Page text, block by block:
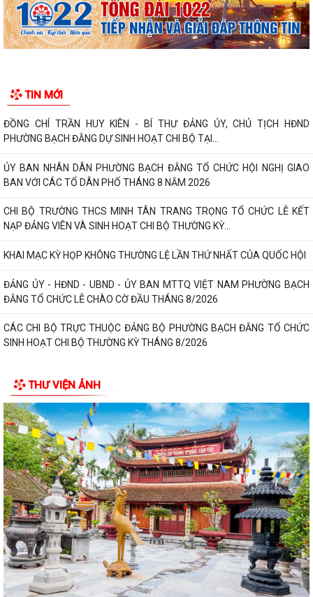
TIN MỚI
phường quy định nội dung chi, mức...
TIẾP TỤC THỰC HIỆN NGHIÊM CHỈ THỊ SỐ 17/CT-UBND CỦA UBND
THÀNH PHỐ HẢI PHÒNG VỀ TĂNG CƯỜNG CÔNG TÁC...
HÓA, TẠO LẬP DỮ LIỆU ĐẢNG VIÊN
CHI BỘ TỔ DÂN PHỐ MY ĐÔNG TRANG TRỌNG TỔ CHỨC LỄ KẾT NẠP
ĐẢNG VIÊN VÀ SINH HOẠT CHI BỘ THƯỜNG KỲ...
ĐỒNG CHÍ TRẦN HUY KIÊN - BÍ THƯ ĐẢNG ỦY, CHỦ TỊCH HĐND
PHƯỜNG BẠCH ĐẰNG DỰ SINH HOẠT CHI BỘ TẠI...
ỦY BAN NHÂN DÂN PHƯỜNG BẠCH ĐẰNG TỔ CHỨC HỘI NGHỊ GIAO
BAN VỚI CÁC TỔ DÂN PHỐ THÁNG 8 NĂM 2026
CHI BỘ TRƯỜNG THCS MINH TÂN TRANG TRỌNG TỔ CHỨC LỄ KẾT
KHAI MẠC KỲ HỌP KHÔNG THƯỜNG LỆ LẦN THỨ NHẤT CỦA QUỐC HỘI
ĐẢNG ỦY - HĐND - UBND - ỦY BAN MTTQ VIỆT NAM PHƯỜNG BẠCH
ĐẰNG TỔ CHỨC LỄ CHÀO CỜ ĐẦU THÁNG 8/2026
SINH HOẠT CHI BỘ THƯỜNG KỲ THÁNG 8/2026
NGHỊ QUYẾT ĐẶT TÊN ĐƯỜNG, PHỐ VÀ CÔNG TRÌNH CÔNG CỘNG
TRÊN ĐỊA BÀN THÀNH PHỐ HẢI PHÒNG
THÔNG BÁO Về việc đăng ký đội tuyển tham gia Giải Cầu lông Thiếu
niên, Nhi đồng thành phố Hải...
HỘI NGHỊ BỒI DƯỠNG, TẬP HUẤN LÝ LUẬN CHÍNH TRỊ HÈ NĂM 2026
CHO ĐỘI NGŨ CÁN BỘ QUẢN LÝ, GIÁO VIÊN...
PHƯỜNG BẠCH ĐẰNG THAM DỰ HỘI NGHỊ TẬP HUẤN TRIỂN KHAI THỦ
TỤC HÀNH CHÍNH CỦA ĐẢNG TRÊN MÔI TRƯỜNG...
ĐẢNG BỘ PHƯỜNG BẠCH ĐẰNG: TĂNG CƯỜNG CÔNG TÁC KIỂM TRA,
THƯ VIỆN ẢNH